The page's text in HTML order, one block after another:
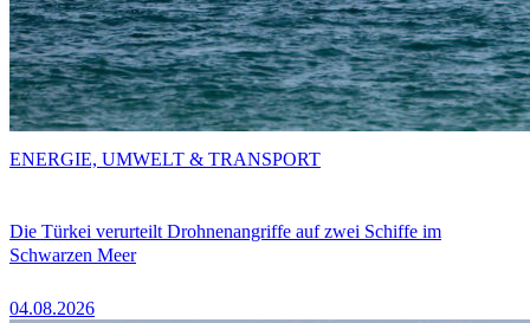
Die Türkei verurteilt Drohnenangriffe auf zwei Schiffe im
Schwarzen Meer
04.08.2026
ENERGIE, UMWELT & TRANSPORT